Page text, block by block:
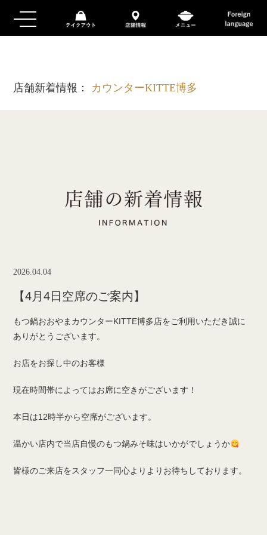
店舗新着情報： カウンターKITTE博多
2026.04.04
【4月4日空席のご案内】
もつ鍋おおやまカウンターKITTE博多店をご利用いただき誠に
ありがとうございます。
お店をお探し中のお客様
現在時間帯によってはお席に空きがございます！
本日は12時半から空席がございます。
温かい店内で当店自慢のもつ鍋みそ味はいかがでしょうか
皆様のご来店をスタッフ一同心よりよりお待ちしております。